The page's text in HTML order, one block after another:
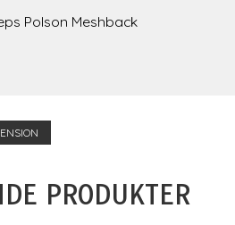
Polson Meshback
PRODUKTER